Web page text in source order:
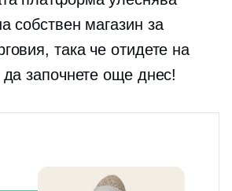
собствен магазин за
така че отидете на
започнете още днес!